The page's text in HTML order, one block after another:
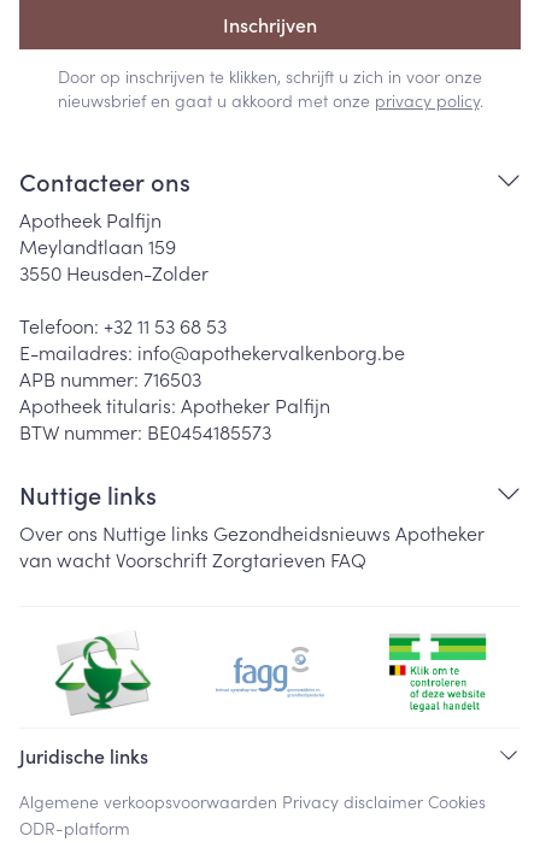
Inschrijven
Door op inschrijven te klikken, schrijft u zich in voor onze
nieuwsbrief en gaat u akkoord met onze privacy policy.
Contacteer ons
Apotheek Palfijn
Meylandtlaan 159
3550 Heusden-Zolder
Telefoon: +32 11 53 68 53
E-mailadres: info@apothekervalkenborg.be
APB nummer: 716503
Apotheek titularis: Apotheker Palfijn
BTW nummer: BE0454185573
Nuttige links
Over ons Nuttige links Gezondheidsnieuws Apotheker
van wachtVoorschriftZorgtarieven FAQ
Juridische links
Algemene verkoopsvoorwaarden Privacy disclaimer Cookies
ODR-platform